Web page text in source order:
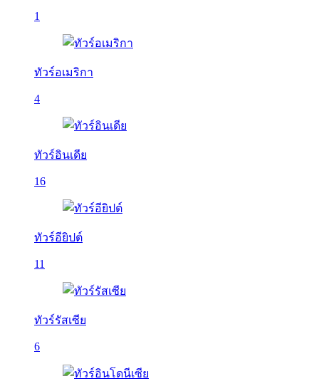
1
ทัวร์อเมริกา
4
ทัวร์อินเดีย
16
ทัวร์อียิปต์
11
ทัวร์รัสเซีย
6